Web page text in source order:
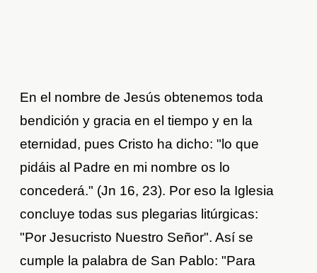
En el nombre de Jesús obtenemos toda
bendición y gracia en el tiempo y en la
eternidad, pues Cristo ha dicho: "lo que
pidáis al Padre en mi nombre os lo
concederá." (Jn 16, 23). Por eso la Iglesia
concluye todas sus plegarias litúrgicas:
"Por Jesucristo Nuestro Señor". Así se
cumple la palabra de San Pablo: "Para